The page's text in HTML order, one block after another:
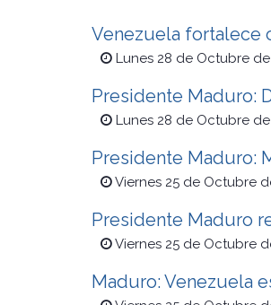
Venezuela fortalece
Lunes 28 de Octubre de
Presidente Maduro:
Lunes 28 de Octubre de
Presidente Maduro:
Viernes 25 de Octubre
Presidente Maduro
Viernes 25 de Octubre
Maduro: Venezuela